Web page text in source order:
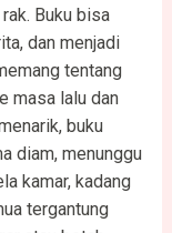
Buku bisa
dan menjadi
tentang
masa lalu dan
buku
diam, menunggu
kamar, kadang
tergantung